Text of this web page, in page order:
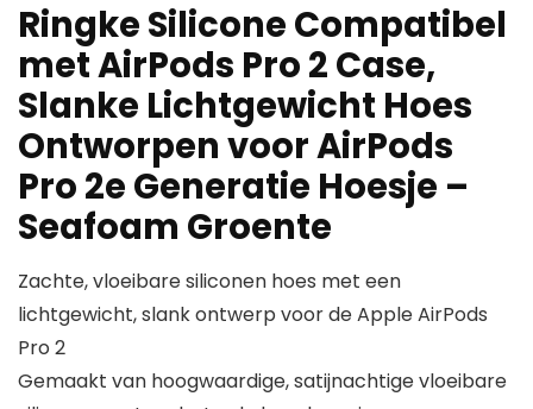
Ringke Silicone Compatibel
met AirPods Pro 2 Case,
Slanke Lichtgewicht Hoes
Ontworpen voor AirPods
Pro 2e Generatie Hoesje –
Seafoam Groente
Zachte, vloeibare siliconen hoes met een
lichtgewicht, slank ontwerp voor de Apple AirPods
Pro 2
Gemaakt van hoogwaardige, satijnachtige vloeibare